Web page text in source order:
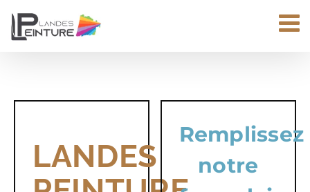
au
contenu
LANDES
Remplissez
notre